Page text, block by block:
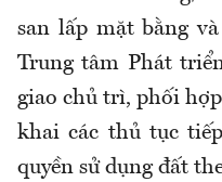
san lấp mặt bằng
Trung tâm Phát
giao chủ trì, phối
khai các thủ tục
quyền sử dụng đất